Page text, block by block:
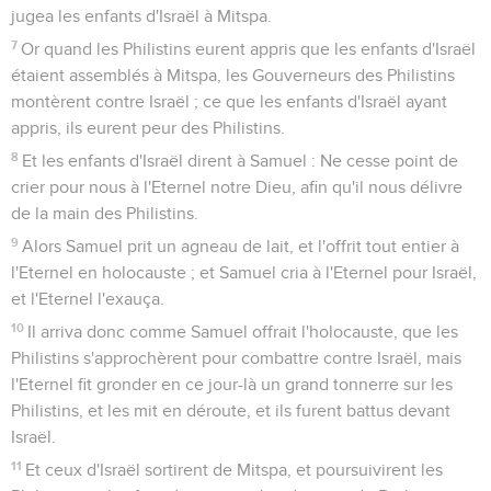
jugea les enfants d'Israël à Mitspa.
7 Or quand les Philistins eurent appris que les enfants d'Israël
étaient assemblés à Mitspa, les Gouverneurs des Philistins
montèrent contre Israël ; ce que les enfants d'Israël ayant
appris, ils eurent peur des Philistins.
8 Et les enfants d'Israël dirent à Samuel : Ne cesse point de
crier pour nous à l'Eternel notre Dieu, afin qu'il nous délivre
de la main des Philistins.
9 Alors Samuel prit un agneau de lait, et l'offrit tout entier à
l'Eternel en holocauste ; et Samuel cria à l'Eternel pour Israël,
et l'Eternel l'exauça.
10 Il arriva donc comme Samuel offrait l'holocauste, que les
Philistins s'approchèrent pour combattre contre Israël, mais
l'Eternel fit gronder en ce jour-là un grand tonnerre sur les
Philistins, et les mit en déroute, et ils furent battus devant
Israël.
11 Et ceux d'Israël sortirent de Mitspa, et poursuivirent les